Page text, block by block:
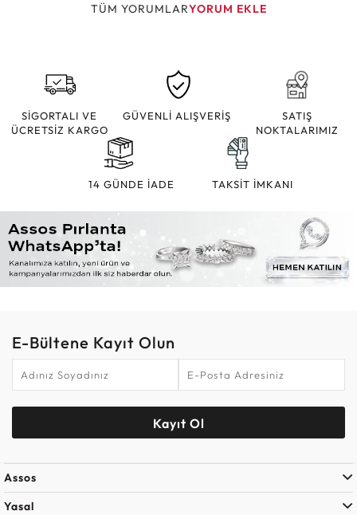
TÜM YORUMLARYORUM EKLE
SİGORTALI VE
ÜCRETSİZ KARGO
GÜVENLİ ALIŞVERİŞ
SATIŞ
NOKTALARIMIZ
14 GÜNDE İADE TAKSİT İMKANI
E-Bültene Kayıt Olun
Kayıt Ol
Assos
Yasal